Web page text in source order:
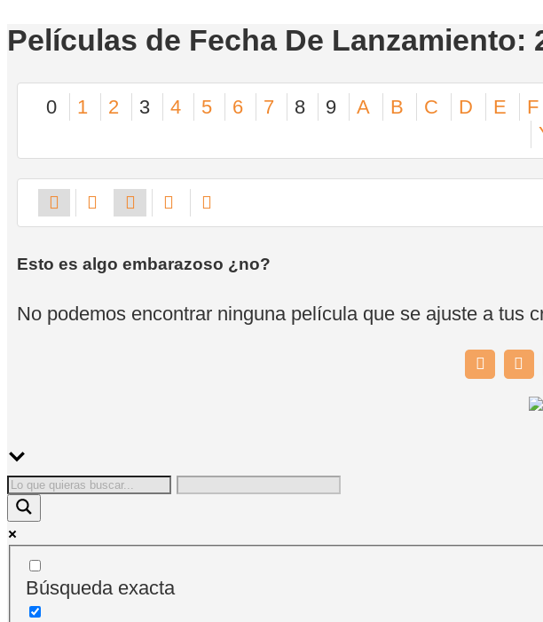
Películas de Fecha De Lanzamiento:
0 1 2 3 4 5 6 7 8 9 A B C D E F
Esto es algo embarazoso ¿no?
No podemos encontrar ninguna película que se ajuste a tus
Búsqueda exacta